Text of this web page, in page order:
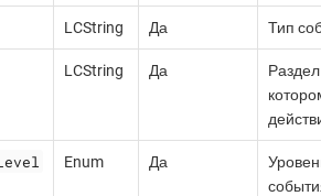
LCString Да Тип
LCString Да
Enum Да